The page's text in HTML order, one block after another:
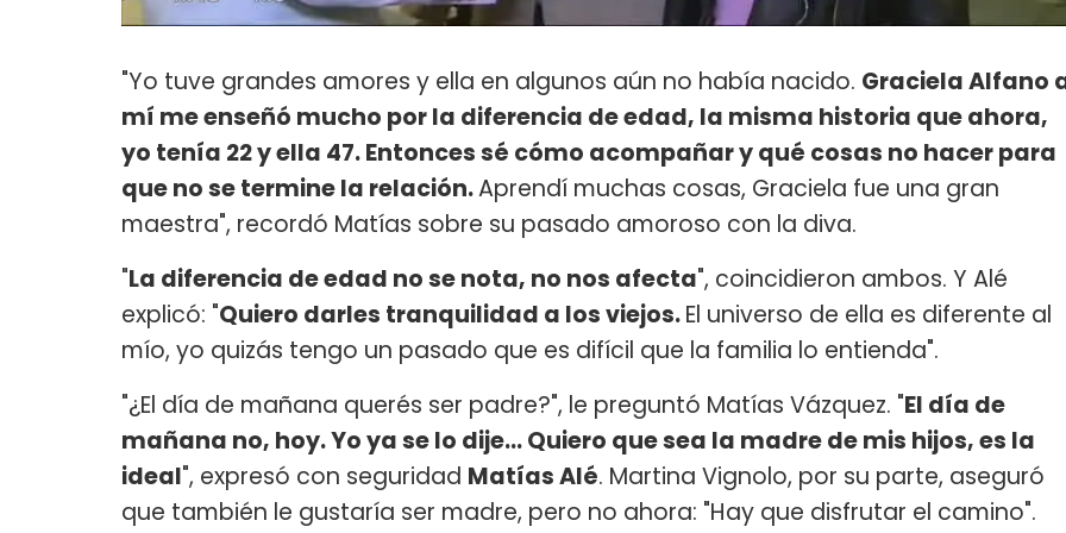
"Yo tuve grandes amores y ella en algunos aún no había nacido. Graciela Alfano
mí me enseñó mucho por la diferencia de edad, la misma historia que ahora,
yo tenía 22 y ella 47. Entonces sé cómo acompañar y qué cosas no hacer para
que no se termine la relación.Aprendí muchas cosas, Graciela fue una gran
maestra", recordó Matías sobre su pasado amoroso con la diva.
"La diferencia de edad no se nota, no nos afecta", coincidieron ambos. Y Alé
explicó: "Quiero darles tranquilidad a los viejos.El universo de ella es diferente al
mío, yo quizás tengo un pasado que es difícil que la familia lo entienda".
"¿El día de mañana querés ser padre?", le preguntó Matías Vázquez. "El día de
mañana no, hoy. Yo ya se lo dije... Quiero que sea la madre de mis hijos, es la
ideal", expresó con seguridad Matías Alé. Martina Vignolo, por su parte, aseguró
que también le gustaría ser madre, pero no ahora: "Hay que disfrutar el camino".